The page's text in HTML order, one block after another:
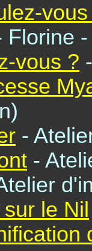
Florine
vous ?
-
-
le Nil